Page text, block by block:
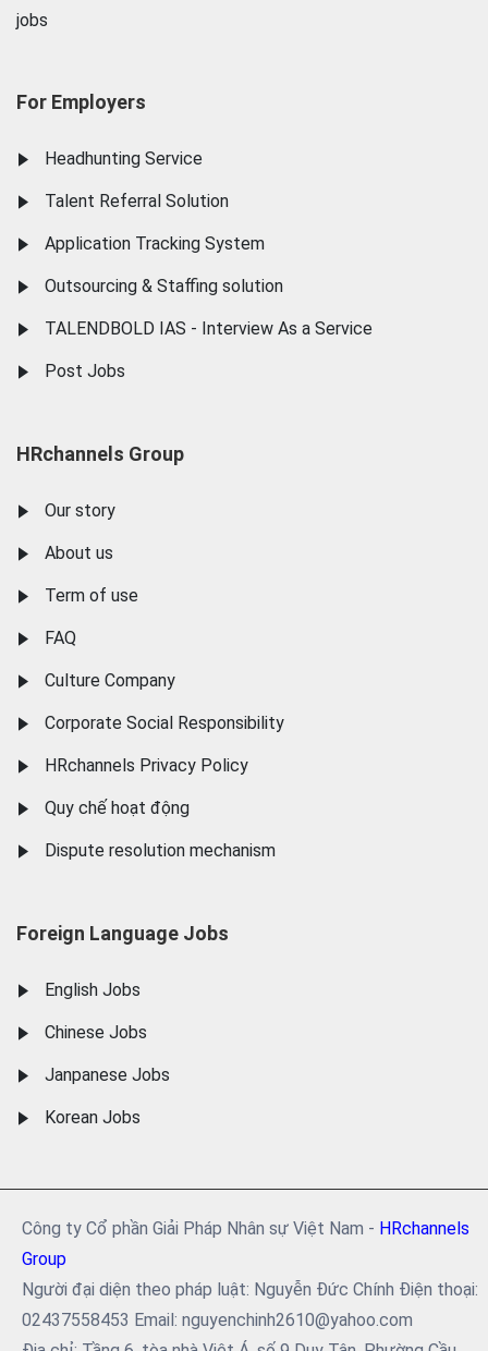
jobs
For Employers
Headhunting Service
Talent Referral Solution
Application Tracking System
Outsourcing & Staffing solution
TALENDBOLD IAS - Interview As a Service
Post Jobs
HRchannels Group
Our story
About us
Term of use
FAQ
Culture Company
Corporate Social Responsibility
HRchannels Privacy Policy
Quy chế hoạt động
Dispute resolution mechanism
Foreign Language Jobs
English Jobs
Chinese Jobs
Janpanese Jobs
Korean Jobs
Công ty Cổ phần Giải Pháp Nhân sự Việt Nam - HRchannels
Group
Người đại diện theo pháp luật: Nguyễn Đức Chính Điện thoại:
02437558453 Email: nguyenchinh2610@yahoo.com